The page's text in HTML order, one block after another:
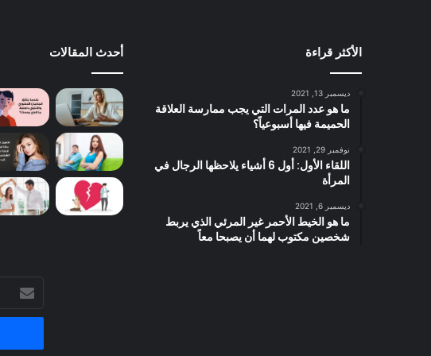
الأكثر قراءة
ديسمبر 13, 2021
ما هو عدد المرات التي يجب ممارسة العلاقة
الحميمة فيها أسبوعياً؟
نوفمبر 29, 2021
اللقاء الأول: أول 6 أشياء يلاحظها الرجال في
المرأة
ديسمبر 6, 2021
ما هو الخيط الأحمر غير المرئي الذي يربط
شخصين مكتوب لهما أن يصبحا معاً
أحدث المقالات
أدخل
بريدك
الإلكتروني